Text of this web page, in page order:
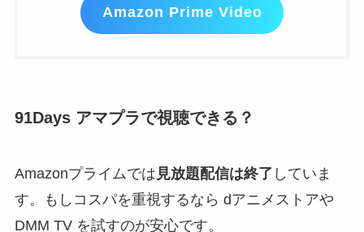
Amazon Prime Video
91Days アマプラで視聴できる？
Amazonプライムでは 見放題配信は終了 していま
す。もしコスパを重視するなら dアニメストアや
DMM TV を試すのが安心です。